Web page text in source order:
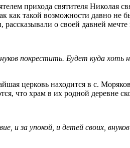
прихода святителя
такой возможности давно не
о своей давней
покрестить. Будет куда хоть
церковь находится в с.
что храм в их родной деревне
и за упокой, и детей своих,